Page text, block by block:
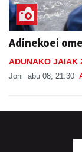
Adinekoei
ADUNAKO JAIAK
Joni abu 08, 21:30